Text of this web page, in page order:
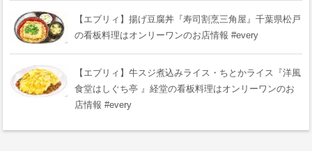
【エブリィ】揚げ豆腐丼『寿司割烹三角屋』千葉県松戸
の看板料理はオンリーワンのお店情報 #every
【エブリィ】牛スジ煮込みライス・ちとかライス『洋風
食堂はしぐち亭 』経堂の看板料理はオンリーワンのお
店情報 #every